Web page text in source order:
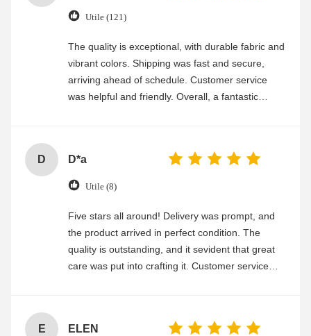
Utile (121)
The quality is exceptional, with durable fabric and
vibrant colors. Shipping was fast and secure,
arriving ahead of schedule. Customer service
was helpful and friendly. Overall, a fantastic
D D*a
Utile (8)
Five stars all around! Delivery was prompt, and
the product arrived in perfect condition. The
quality is outstanding, and it sevident that great
care was put into crafting it. Customer service
E ELEN